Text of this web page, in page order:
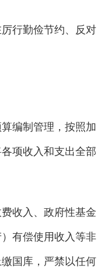
行勤俭节约、反对
制管理，按照加
项收入和支出全部
收入、政府性基金
有偿使用收入等非
国库，严禁以任何